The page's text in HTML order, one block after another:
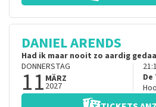
DANIEL ARENDS
Had ik maar nooit zo aardig
DONNERSTAG
11 MÄRZ
2027